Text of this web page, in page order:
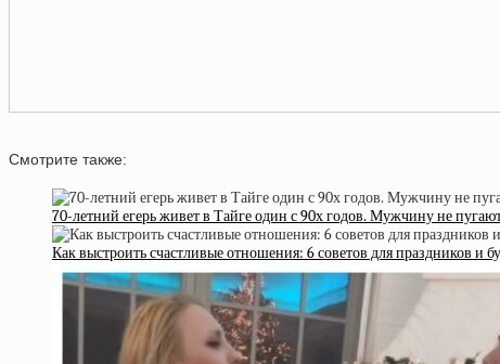
Смотрите также:
70-летний егерь живет в Тайге один с 90х годов. Мужчину не
Как выстроить счастливые отношения: 6 советов для праздников и